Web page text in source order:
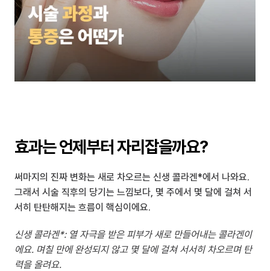
효과는 언제부터 자리잡을까요?
써마지의 진짜 변화는 새로 차오르는 신생 콜라겐*에서 나와요.
그래서 시술 직후의 당기는 느낌보다, 몇 주에서 몇 달에 걸쳐 서
서히 탄탄해지는 흐름이 핵심이에요.
신생 콜라겐*: 열 자극을 받은 피부가 새로 만들어내는 콜라겐이
에요. 며칠 만에 완성되지 않고 몇 달에 걸쳐 서서히 차오르며 탄
력을 올려요.